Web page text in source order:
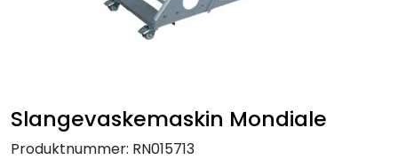
Slangevaskemaskin Mondiale
Produktnummer: RN015713